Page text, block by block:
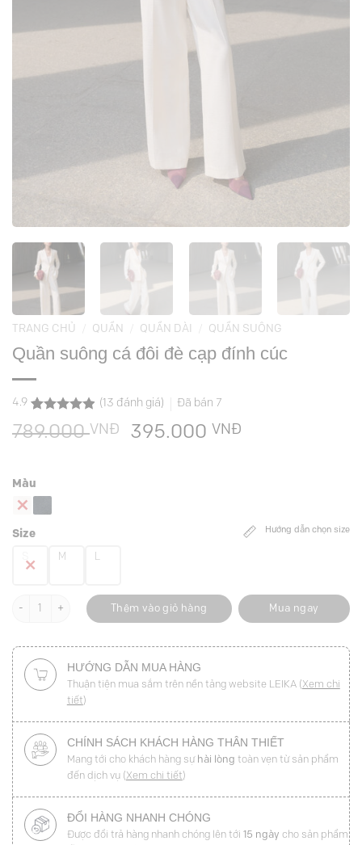
TRANG CHỦ QUẦN QUẦN DÀI QUẦN SUÔNG
Quần suông cá đôi đè cạp đính cúc
4.9
4.9
trên 5
dựa trên
13
(13 đánh giá) Đã bán 7
789.000VNĐ
Giá
395.000 VNĐ
Hướng dẫn chọn size
Màu
Size
M L
Quần suông cá đôi đè cạp đính cúc số lượng
Thêm vào giỏ hàng Mua ngay
HƯỚNG DẪN MUA HÀNG
Thuận tiện mua sắm trên nền tảng website LEIKA (Xem chi
tiết)
CHÍNH SÁCH KHÁCH HÀNG THÂN THIẾT
Mang tới cho khách hàng sự hài lòng toàn vẹn từ sản phẩm
đến dịch vụ (Xem chi tiết)
ĐỔI HÀNG NHANH CHÓNG
Được đổi trả hàng nhanh chóng lên tới 15 ngày cho sản phẩm